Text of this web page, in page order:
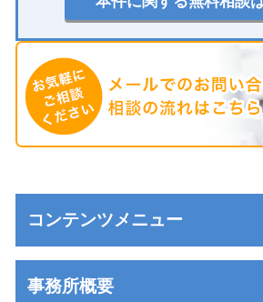
コンテンツメニュー
事務所概要